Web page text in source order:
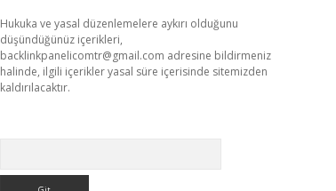
Hukuka ve yasal düzenlemelere aykırı olduğunu
düşündüğünüz içerikleri,
backlinkpanelicomtr@gmail.com adresine bildirmeniz
halinde, ilgili içerikler yasal süre içerisinde sitemizden
kaldırılacaktır.